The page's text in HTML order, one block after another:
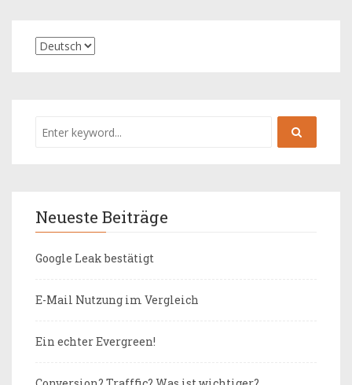
Neueste Beiträge
Google Leak bestätigt
E-Mail Nutzung im Vergleich
Ein echter Evergreen!